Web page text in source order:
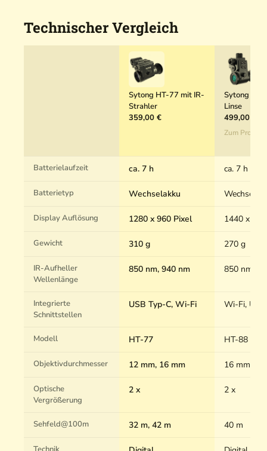
Technischer Vergleich
Sytong HT-77 mit IR-
Strahler
359,00 €
Sytong
Linse
499,00 €
Zum
Batterielaufzeit ca. 7 h ca. 7 h
Batterietyp Wechselakku
Display Auflösung 1280 x 960 Pixel 1440 x
Gewicht 310 g 270 g
IR-Aufheller
Wellenlänge
850 nm, 940 nm 850 nm,
Integrierte
Schnittstellen
USB Typ-C, Wi-Fi Wi-Fi,
Modell HT-77 HT-88
Objektivdurchmesser 12 mm, 16 mm 16 mm
Optische
Vergrößerung
2 x 2 x
Sehfeld@100m 32 m, 42 m 40 m